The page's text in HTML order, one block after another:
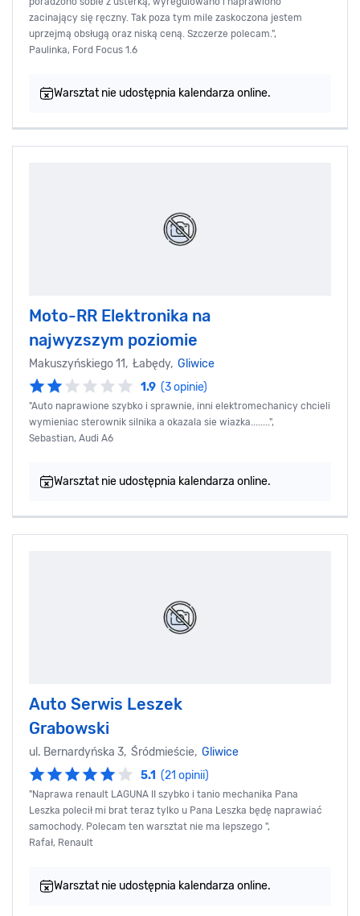
zacinający się ręczny. Tak poza tym mile zaskoczona jestem
uprzejmą obsługą oraz niską ceną. Szczerze polecam.",
Paulinka, Ford Focus 1.6
Warsztat nie udostępnia kalendarza online.
Moto-RR Elektronika na
najwyzszym poziomie
Makuszyńskiego 11, Łabędy, Gliwice
1.9 (3 opinie)
"Auto naprawione szybko i sprawnie, inni elektromechanicy chcieli
wymieniac sterownik silnika a okazala sie wiazka........",
Sebastian, Audi A6
Warsztat nie udostępnia kalendarza online.
Auto Serwis Leszek
Grabowski
ul. Bernardyńska 3, Śródmieście, Gliwice
5.1 (21 opinii)
"Naprawa renault LAGUNA II szybko i tanio mechanika Pana
Leszka polecił mi brat teraz tylko u Pana Leszka będę naprawiać
samochody. Polecam ten warsztat nie ma lepszego ",
Rafał, Renault
Warsztat nie udostępnia kalendarza online.